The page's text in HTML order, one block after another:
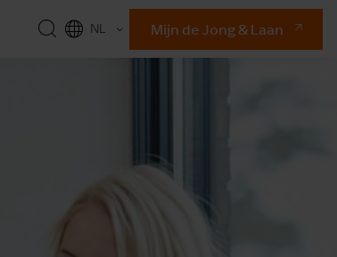
NL
Mijn de Jong & Laan